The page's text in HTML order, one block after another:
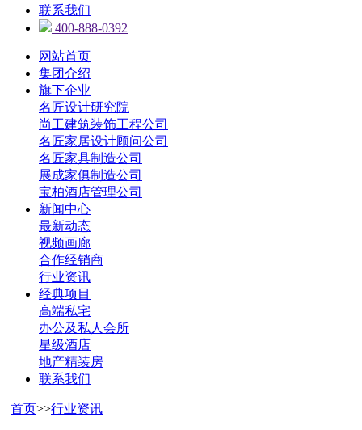
联系我们
400-888-0392
网站首页
集团介绍
旗下企业
名匠设计研究院
尚工建筑装饰工程公司
名匠家居设计顾问公司
名匠家具制造公司
展成家俱制造公司
宝柏酒店管理公司
新闻中心
最新动态
视频画廊
合作经销商
行业资讯
经典项目
高端私宅
办公及私人会所
星级酒店
地产精装房
联系我们
首页>>行业资讯